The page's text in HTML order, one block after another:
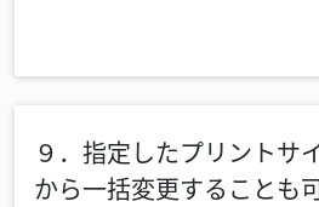
９．指定したプリントサ
から一括変更することも